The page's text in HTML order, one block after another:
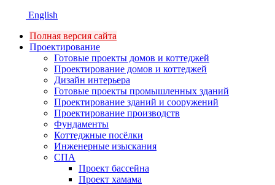
English
Полная версия сайта
Проектирование
Готовые проекты домов и коттеджей
Проектирование домов и коттеджей
Дизайн интерьера
Готовые проекты промышленных зданий
Проектирование зданий и сооружений
Проектирование производств
Фундаменты
Коттеджные посёлки
Инженерные изыскания
СПА
Проект бассейна
Проект хамама